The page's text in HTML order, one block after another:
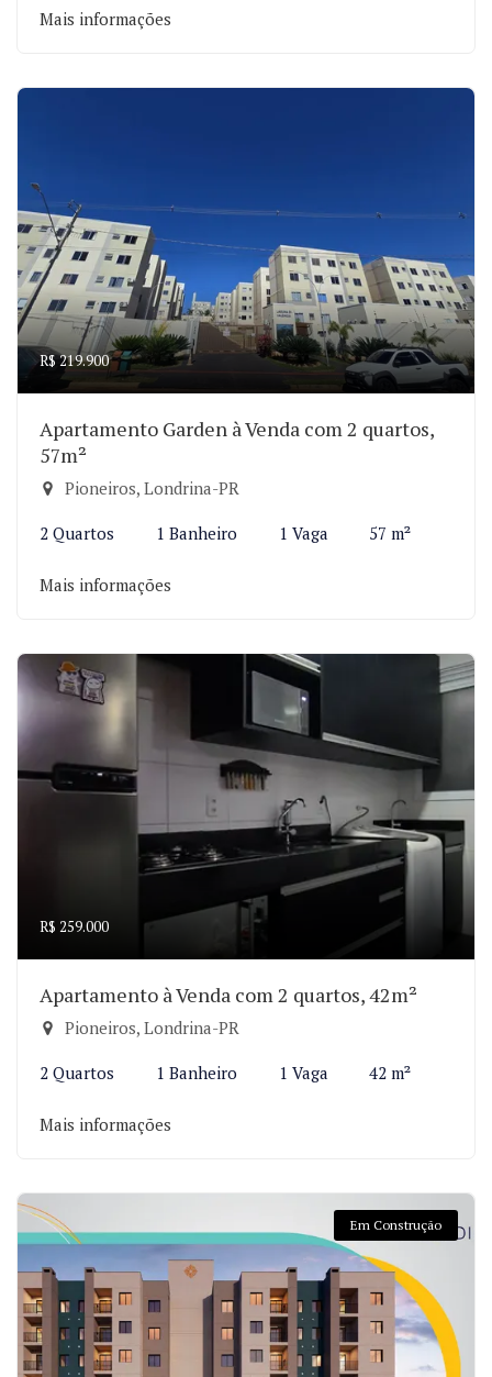
Mais informações
R$ 219.900
Apartamento Garden à Venda com 2 quartos,
57m²
Pioneiros, Londrina-PR
2 Quartos 1 Banheiro 1 Vaga 57 m²
Mais informações
R$ 259.000
Apartamento à Venda com 2 quartos, 42m²
Pioneiros, Londrina-PR
2 Quartos 1 Banheiro 1 Vaga 42 m²
Mais informações
Em Construção